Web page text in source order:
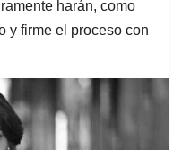
harán, como
y firme el proceso con